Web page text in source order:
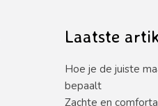
Laatste
Hoe je de juiste
bepaalt
Zachte en